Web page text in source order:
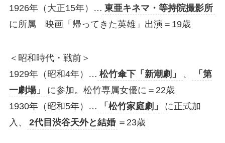
1926年（大正15年）… 東亜キネマ・等持院撮影所
に所属 映画「帰ってきた英雄」出演＝19歳
＜昭和時代・戦前＞
1929年（昭和4年）… 松竹傘下「新潮劇」 、
「第
一劇場」
に参加。松竹専属女優に＝22歳
1930年（昭和5年）…
「松竹家庭劇」
に正式加
入、
2代目渋谷天外と結婚 ＝23歳